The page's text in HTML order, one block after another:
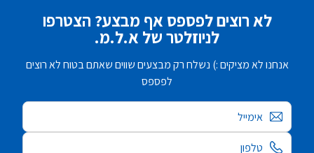
לא רוצים לפספס אף מבצע? הצטרפו
לניוזלטר של א.ל.מ.
אנחנו לא מציקים :) נשלח רק מבצעים שווים שאתם בטוח לא רוצים
לפספס
אימייל